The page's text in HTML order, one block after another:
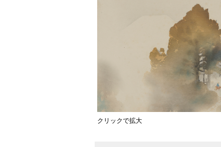
クリックで拡大